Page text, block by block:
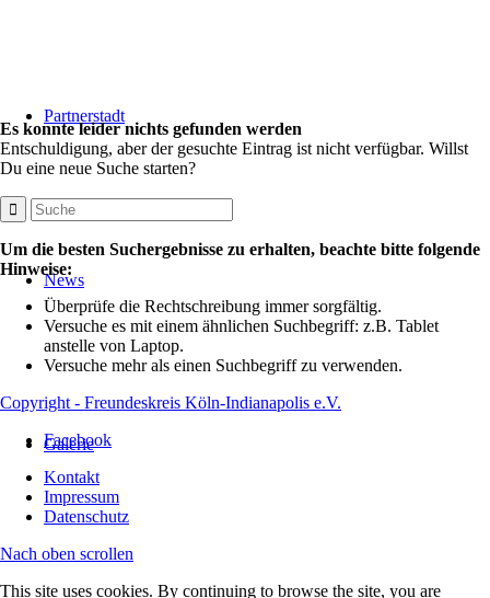
Partnerstadt
News
Galerie
Es konnte leider nichts gefunden werden
Entschuldigung, aber der gesuchte Eintrag ist nicht verfügbar. Willst
Du eine neue Suche starten?
Um die besten Suchergebnisse zu erhalten, beachte bitte folgende
Hinweise:
Überprüfe die Rechtschreibung immer sorgfältig.
Versuche es mit einem ähnlichen Suchbegriff: z.B. Tablet
anstelle von Laptop.
Versuche mehr als einen Suchbegriff zu verwenden.
Copyright - Freundeskreis Köln-Indianapolis e.V.
Facebook
Kontakt
Impressum
Datenschutz
Nach oben scrollen
This site uses cookies. By continuing to browse the site, you are